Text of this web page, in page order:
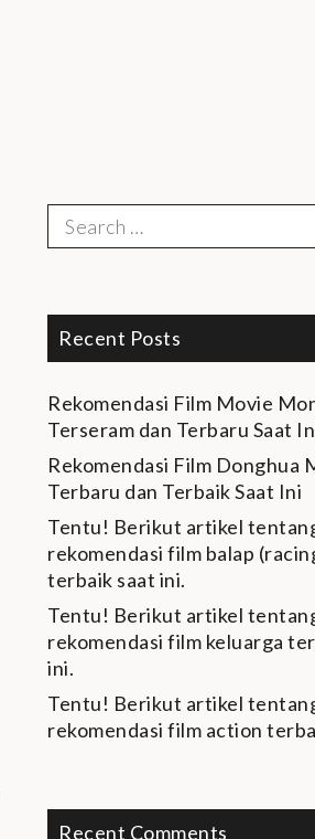
Search
for:
Recent Posts
Rekomendasi Film Movie
Terseram dan Terbaru Saat
Rekomendasi Film Donghua
Terbaru dan Terbaik Saat Ini
Tentu! Berikut artikel
rekomendasi film balap
terbaik saat ini.
Tentu! Berikut artikel
rekomendasi film keluarga
ini.
Tentu! Berikut artikel
rekomendasi film action
Recent Comments